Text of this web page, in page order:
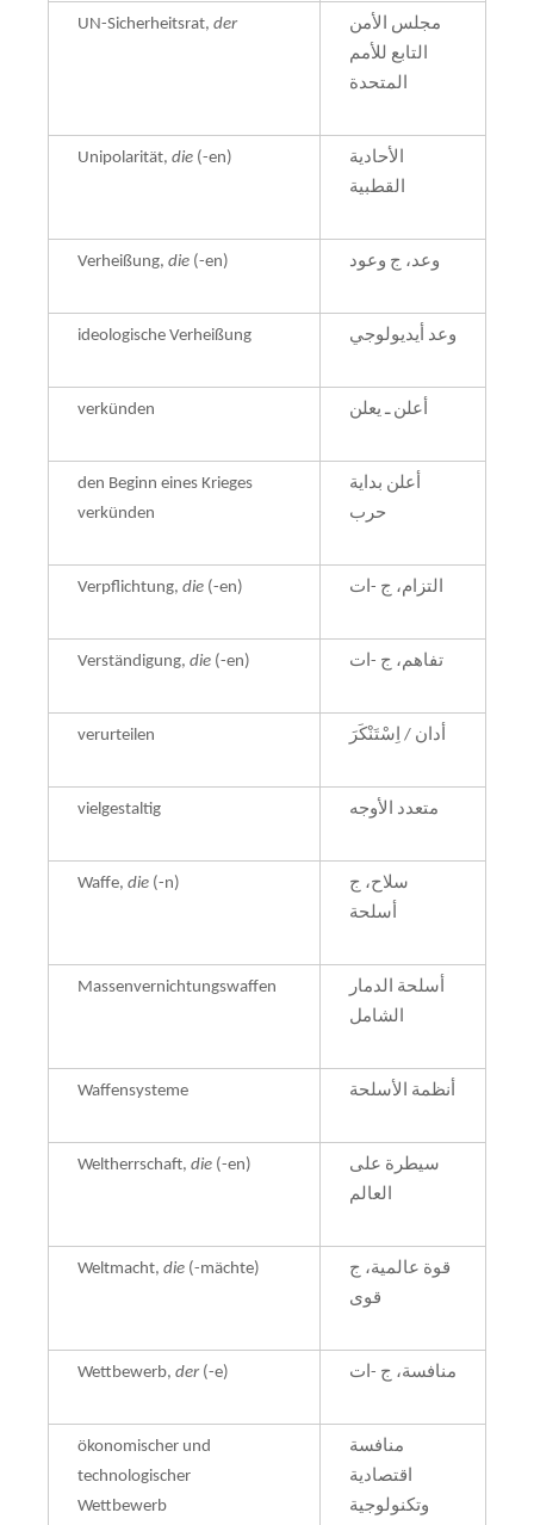
UN-Sicherheitsrat, der
مجلس الأمن
التابع للأمم
المتحدة
Unipolarität, die (-en)
الأحادية
القطبية
Verheißung, die (-en) وعد، ج وعود
ideologische Verheißung وعد أيديولوجي
verkünden أعلن ـ يعلن
den Beginn eines Krieges
verkünden
أعلن بداية
حرب
Verpflichtung, die (-en) التزام، ج -ات
Verständigung, die (-en) تفاهم، ج -ات
verurteilen أدان / اِسْتَنْكَرَ
vielgestaltig متعدد الأوجه
Waffe, die (-n)
سلاح، ج
أسلحة
Massenvernichtungswaffen
أسلحة الدمار
الشامل
Waffensysteme أنظمة الأسلحة
Weltherrschaft, die (-en)
سيطرة على
العالم
Weltmacht, die (-mächte)
قوة عالمية، ج
قوى
Wettbewerb, der(-e) منافسة، ج -ات
ökonomischer und
technologischer
Wettbewerb
منافسة
اقتصادية
وتكنولوجية